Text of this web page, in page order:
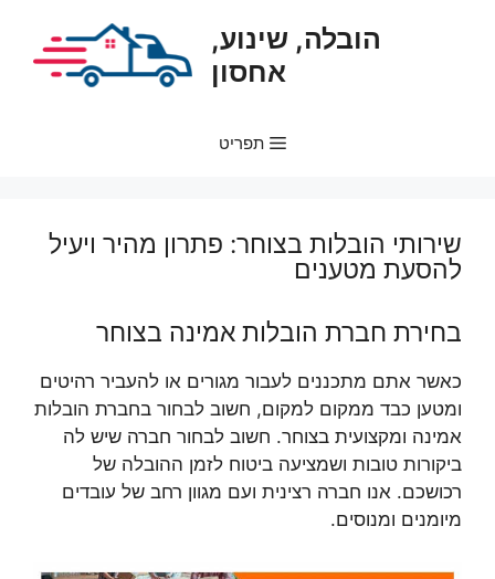
הובלה, שינוע,
אחסון
תפריט
שירותי הובלות בצוחר: פתרון מהיר ויעיל
להסעת מטענים
בחירת חברת הובלות אמינה בצוחר
כאשר אתם מתכננים לעבור מגורים או להעביר רהיטים
ומטען כבד ממקום למקום, חשוב לבחור בחברת הובלות
אמינה ומקצועית בצוחר. חשוב לבחור חברה שיש לה
ביקורות טובות ושמציעה ביטוח לזמן ההובלה של
רכושכם. אנו חברה רצינית ועם מגוון רחב של עובדים
מיומנים ומנוסים.